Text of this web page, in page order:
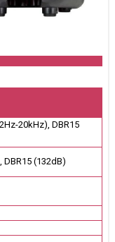
20kHz), DBR15
DBR15 (132dB)